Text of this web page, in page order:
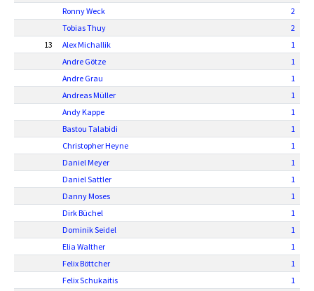
Ronny Weck
2
Tobias Thuy
2
13
Alex Michallik
1
Andre Götze
1
Andre Grau
1
Andreas Müller
1
Andy Kappe
1
Bastou Talabidi
1
Christopher Heyne
1
Daniel Meyer
1
Daniel Sattler
1
Danny Moses
1
Dirk Büchel
1
Dominik Seidel
1
Elia Walther
1
Felix Böttcher
1
Felix Schukaitis
1